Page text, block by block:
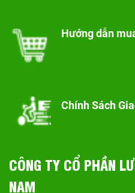
Hướng dẫn
Chính Sách
CÔNG TY CỔ PHẦN
NAM